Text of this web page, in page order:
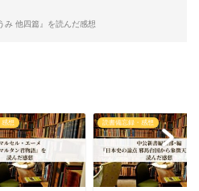
み 他四篇』を読んだ感想
感想 読書備忘録・感想